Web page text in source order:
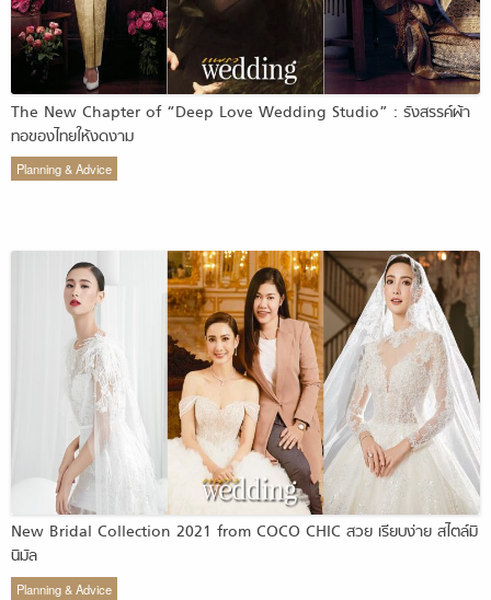
The New Chapter of “Deep Love Wedding Studio” : รังสรรค์ผ้า
ทอของไทยให้งดงาม
Planning & Advice
New Bridal Collection 2021 from COCO CHIC สวย เรียบง่าย สไตล์มิ
นิมัล
Planning & Advice